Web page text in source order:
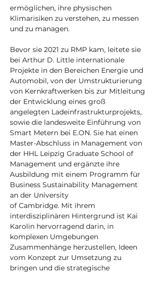
ermöglichen, ihre physischen
Klimarisiken zu verstehen, zu messen
und zu managen.
Bevor sie 2021 zu RMP kam, leitete sie
bei Arthur D. Little internationale
Projekte in den Bereichen Energie und
Automobil, von der Umstrukturierung
von Kernkraftwerken bis zur Mitleitung
der Entwicklung eines groß
angelegten Ladeinfrastrukturprojekts,
sowie die landesweite Einführung von
Smart Metern bei E.ON. Sie hat einen
Master-Abschluss in Management von
der HHL Leipzig Graduate School of
Management und ergänzte ihre
Ausbildung mit einem Programm für
Business Sustainability Management
an der University
of Cambridge. Mit ihrem
interdisziplinären Hintergrund ist Kai
Karolin hervorragend darin, in
komplexen Umgebungen
Zusammenhänge herzustellen, Ideen
vom Konzept zur Umsetzung zu
bringen und die strategische